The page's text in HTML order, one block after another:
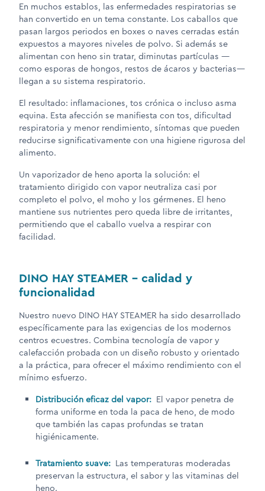
En muchos establos, las enfermedades respiratorias se
han convertido en un tema constante. Los caballos que
pasan largos periodos en boxes o naves cerradas están
expuestos a mayores niveles de polvo. Si además se
alimentan con heno sin tratar, diminutas partículas —
como esporas de hongos, restos de ácaros y bacterias—
llegan a su sistema respiratorio.
El resultado: inflamaciones, tos crónica o incluso asma
equina. Esta afección se manifiesta con tos, dificultad
respiratoria y menor rendimiento, síntomas que pueden
reducirse significativamente con una higiene rigurosa del
alimento.
Un vaporizador de heno aporta la solución: el
tratamiento dirigido con vapor neutraliza casi por
completo el polvo, el moho y los gérmenes. El heno
mantiene sus nutrientes pero queda libre de irritantes,
permitiendo que el caballo vuelva a respirar con
facilidad.
DINO HAY STEAMER – calidad y
funcionalidad
Nuestro nuevo DINO HAY STEAMER ha sido desarrollado
específicamente para las exigencias de los modernos
centros ecuestres. Combina tecnología de vapor y
calefacción probada con un diseño robusto y orientado
a la práctica, para ofrecer el máximo rendimiento con el
mínimo esfuerzo.
Distribución eficaz del vapor: El vapor penetra de
forma uniforme en toda la paca de heno, de modo
que también las capas profundas se tratan
higiénicamente.
Tratamiento suave: Las temperaturas moderadas
preservan la estructura, el sabor y las vitaminas del
heno.